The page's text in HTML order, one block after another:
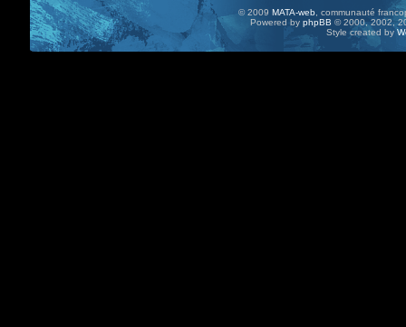
© 2009 MATA-web , communauté
Powered by phpBB © 2000, 2002,
Style created by